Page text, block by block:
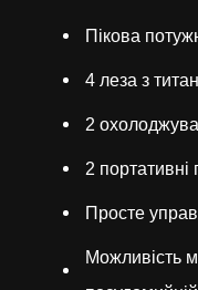
Пікова
4 леза з
2
2 портативні
Просте
Можливість